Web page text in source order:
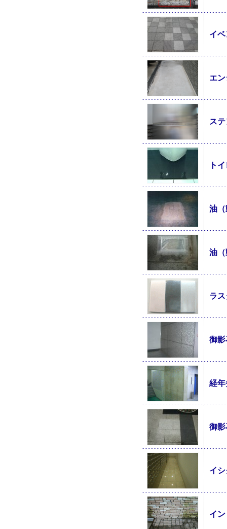
イ
エ
ス
ト
油
油
ラ
御
経
御
イ
イ